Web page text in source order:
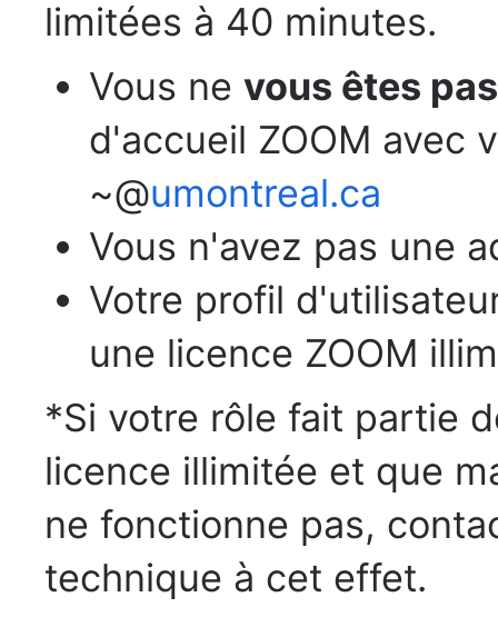
limitées à 40 minutes.
Vous ne vous êtes
d'accueil ZOOM avec
~@umontreal.ca
Vous n'avez pas une
Votre profil
une licence ZOOM
*Si votre rôle fait partie
licence illimitée et que
ne fonctionne pas,
technique à cet effet.